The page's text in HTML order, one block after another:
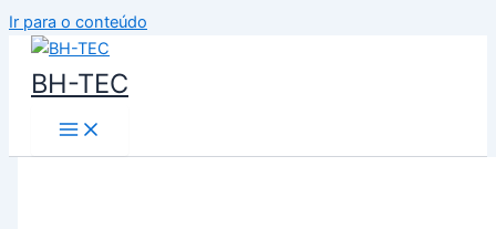
Ir para o conteúdo
BH-TEC